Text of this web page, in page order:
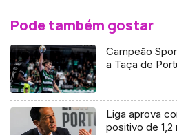
Pode também gostar
Campeão
a Taça de
Liga aprova
positivo de 1,2